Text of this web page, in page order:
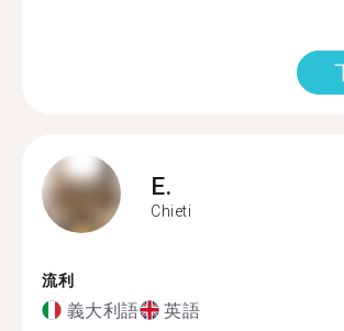
E.
Chieti
流利
義大利語 英語